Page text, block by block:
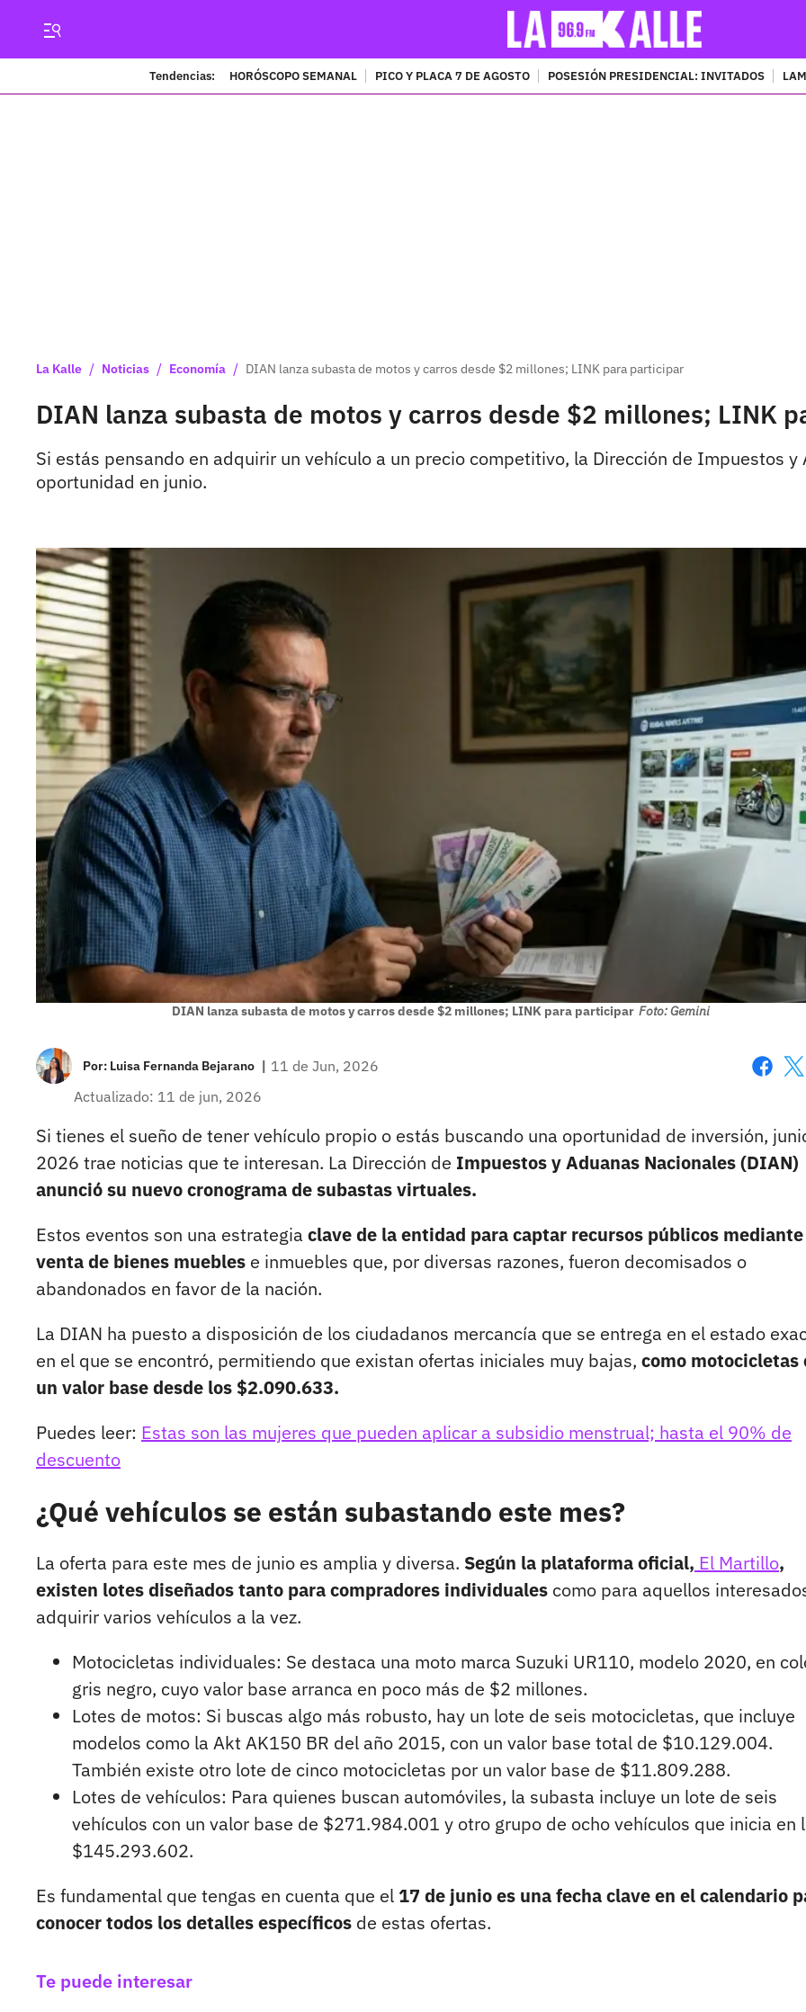
Tendencias: HORÓSCOPO SEMANAL PICO Y PLACA 7 DE AGOSTO POSESIÓN PRESIDENCIAL: INVITADOS
La Kalle / Noticias / Economía / DIAN lanza subasta de motos y carros desde $2 millones; LINK para participar
DIAN lanza subasta de motos y carros desde $2 millones; LINK
Si estás pensando en adquirir un vehículo a un precio competitivo, la Dirección de Impuestos
oportunidad en junio.
DIAN lanza subasta de motos y carros desde $2 millones; LINK para participar Foto: Gemini
Por: Luisa Fernanda Bejarano | 11 de Jun, 2026
Actualizado: 11 de jun, 2026
Si tienes el sueño de tener vehículo propio o estás buscando una oportunidad de inversión,
2026 trae noticias que te interesan. La Dirección de Impuestos y Aduanas Nacionales (DIAN)
anunció su nuevo cronograma de subastas virtuales.
Estos eventos son una estrategia clave de la entidad para captar recursos públicos
venta de bienes muebles e inmuebles que, por diversas razones, fueron decomisados o
abandonados en favor de la nación.
La DIAN ha puesto a disposición de los ciudadanos mercancía que se entrega en el estado
en el que se encontró, permitiendo que existan ofertas iniciales muy bajas, como motocicletas
un valor base desde los $2.090.633.
Puedes leer: Estas son las mujeres que pueden aplicar a subsidio menstrual; hasta el 90% de
descuento
¿Qué vehículos se están subastando este mes?
La oferta para este mes de junio es amplia y diversa. Según la plataforma oficial, El Martillo,
existen lotes diseñados tanto para compradores individuales como para aquellos
adquirir varios vehículos a la vez.
Motocicletas individuales: Se destaca una moto marca Suzuki UR110, modelo 2020, en
gris negro, cuyo valor base arranca en poco más de $2 millones.
Lotes de motos: Si buscas algo más robusto, hay un lote de seis motocicletas, que incluye
modelos como la Akt AK150 BR del año 2015, con un valor base total de $10.129.004.
También existe otro lote de cinco motocicletas por un valor base de $11.809.288.
Lotes de vehículos: Para quienes buscan automóviles, la subasta incluye un lote de seis
vehículos con un valor base de $271.984.001 y otro grupo de ocho vehículos que inicia en
$145.293.602.
Es fundamental que tengas en cuenta que el 17 de junio es una fecha clave en el calendario
conocer todos los detalles específicos de estas ofertas.
Te puede interesar